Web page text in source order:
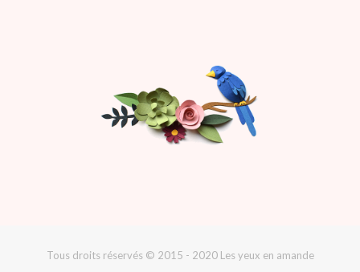
Tous droits réservés © 2015 - 2020 Les yeux en amande